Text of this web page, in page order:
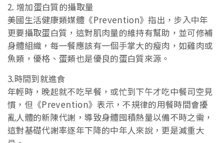
2. 增加蛋白質的攝取量
美國生活健康類媒體《Prevention》指出，步入中年
更要攝取蛋白質，這對肌肉量的維持有幫助，並可修補
身體組織，每一餐應該有一個手掌大的瘦肉，如雞肉或
魚類，優格、蛋類也是優良的蛋白質來源。
3.時間到就進食
年輕時，晚起就不吃早餐，或忙到下午才吃中餐司空見
慣，但《Prevention》表示，不規律的用餐時間會擾
亂人體的新陳代謝，導致身體囤積熱量以備不時之需，
這對基礎代謝率逐年下降的中年人來說，更是減重大